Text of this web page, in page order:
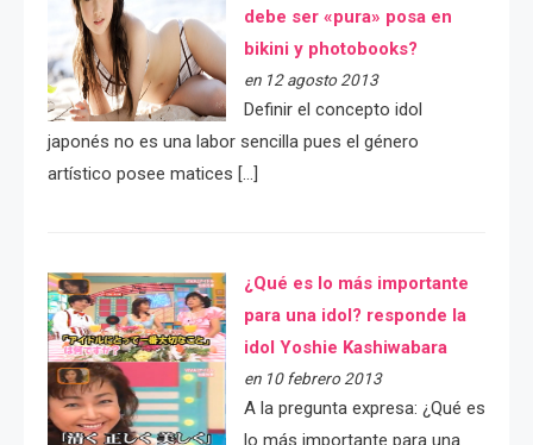
debe ser «pura» posa en
bikini y photobooks?
en 12 agosto 2013
Definir el concepto idol
japonés no es una labor sencilla pues el género
artístico posee matices […]
¿Qué es lo más importante
para una idol? responde la
idol Yoshie Kashiwabara
en 10 febrero 2013
A la pregunta expresa: ¿Qué es
lo más importante para una